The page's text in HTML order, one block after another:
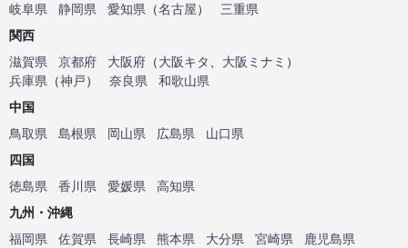
岐阜県
静岡県 愛知県 （名古屋）
三重県
関西
滋賀県
京都府 大阪府 （大阪キタ 大阪ミナミ ）
兵庫県 （神戸） 奈良県
和歌山県
中国
鳥取県
島根県 岡山県 広島県
山口県
四国
徳島県
香川県 愛媛県
高知県
九州・沖縄
福岡県
佐賀県 長崎県 熊本県 大分県 宮崎県
鹿児島県